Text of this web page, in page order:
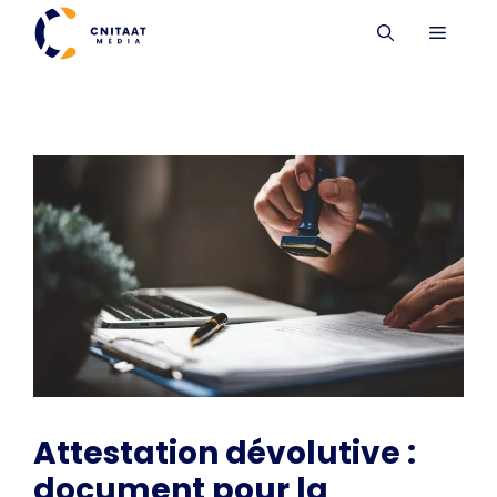
Aller
contenu
MENU
Attestation dévolutive :